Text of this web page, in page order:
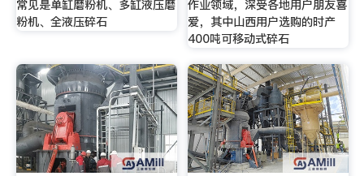
常见是单缸磨粉机、多缸液压磨
粉机、全液压碎石
作业领域，深受各地用户朋友喜
爱，其中山西用户选购的时产
400吨可移动式碎石